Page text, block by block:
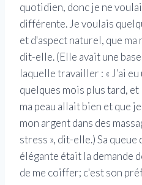
quotidien, donc je ne
différente. Je voulais
et d'aspect naturel, que ma
dit-elle. (Elle avait une
laquelle travailler : « J’ai
quelques mois plus tard, et
ma peau allait bien et que
mon argent dans des
stress », dit-elle.) Sa queue
élégante était la demande
de me coiffer; c'est son